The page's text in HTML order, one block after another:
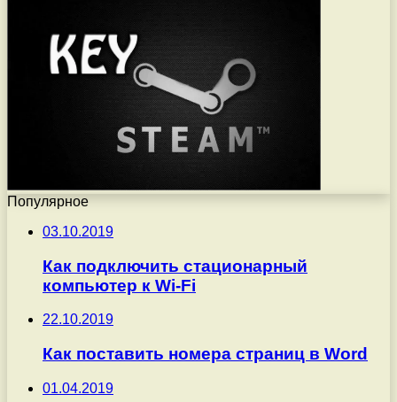
Популярное
03.10.2019
Как подключить стационарный
компьютер к Wi-Fi
22.10.2019
Как поставить номера страниц в Word
01.04.2019